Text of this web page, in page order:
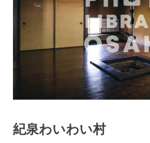
紀泉わいわい村